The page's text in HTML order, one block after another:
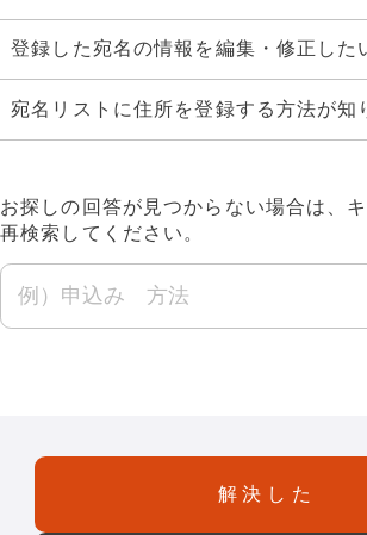
登録した宛名の情報を編集・修正した
宛名リストに住所を登録する方法が知
お探しの回答が見つからない場合は、
再検索してください。
解決した